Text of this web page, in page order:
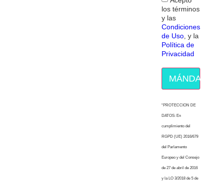
los términos
y las
Condiciones
de Uso, y la
Política de
Privacidad
MÁNDAME
“PROTECCION DE
DATOS: En
cumplimiento del
RGPD (UE) 2016/679
del Parlamento
Europeo y del Consejo
de 27 de abril de 2016
y la LO 3/2018 de 5 de